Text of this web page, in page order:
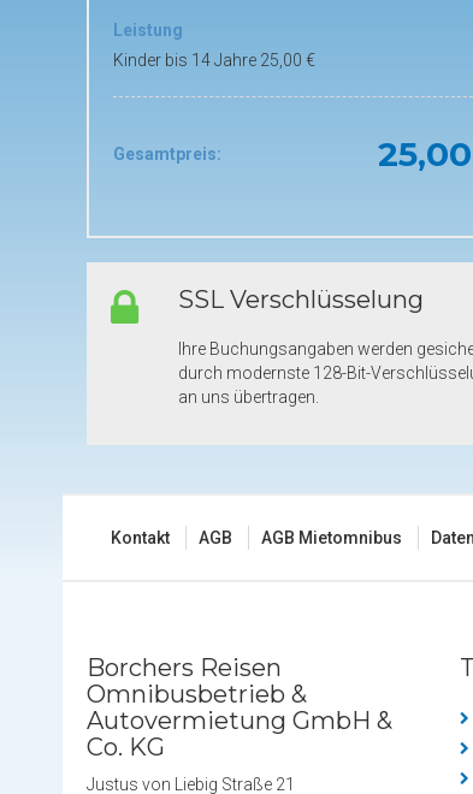
Leistung
Kinder bis 14 Jahre 25,00 €
Gesamtpreis:
SSL Verschlüsselung
Ihre Buchungsangaben werden
durch modernste 128-Bit-
an uns übertragen.
Kontakt AGB AGB Mietomnibus
Borchers Reisen
Omnibusbetrieb &
Autovermietung GmbH &
Co. KG
Justus von Liebig Straße 21